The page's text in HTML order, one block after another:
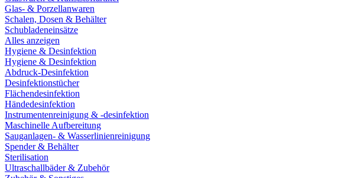
Glas- & Porzellanwaren
Schalen, Dosen & Behälter
Schubladeneinsätze
Alles anzeigen
Hygiene & Desinfektion
Hygiene & Desinfektion
Abdruck-Desinfektion
Desinfektionstücher
Flächendesinfektion
Händedesinfektion
Instrumentenreinigung & -desinfektion
Maschinelle Aufbereitung
Sauganlagen- & Wasserlinienreinigung
Spender & Behälter
Sterilisation
Ultraschallbäder & Zubehör